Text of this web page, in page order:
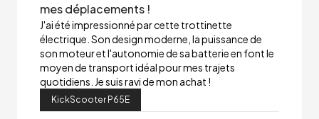
mes déplacements !
J'ai été impressionné par cette trottinette
électrique. Son design moderne, la puissance de
son moteur et l'autonomie de sa batterie en font le
moyen de transport idéal pour mes trajets
quotidiens. Je suis ravi de mon achat !
KickScooter P65E